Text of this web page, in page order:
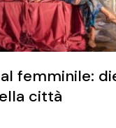
femminile:
città